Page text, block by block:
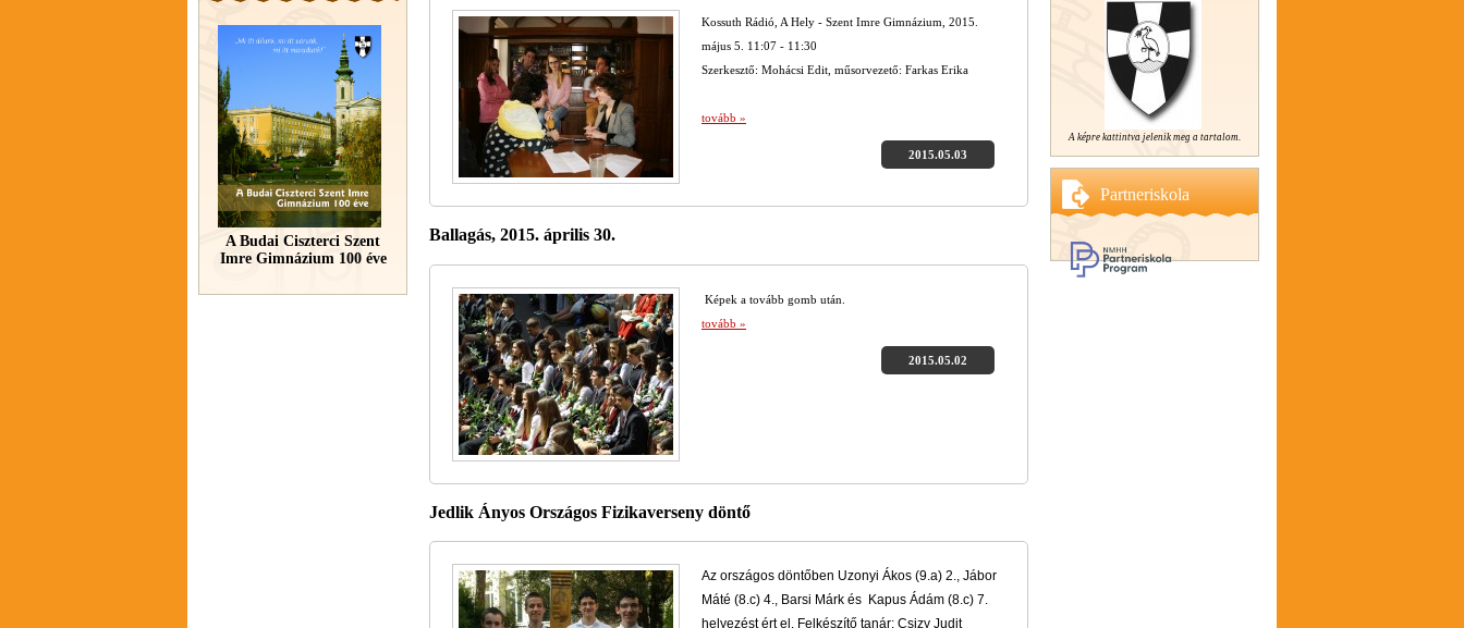
A Budai Ciszterci Szent
Imre Gimnázium 100 éve
Kossuth Rádió, A Hely - Szent Imre Gimnázium, 2015.
május 5. 11:07 - 11:30
Szerkesztő: Mohácsi Edit, műsorvezető: Farkas Erika
tovább »
2015.05.03
Ballagás, 2015. április 30.
Képek a tovább gomb után.
tovább »
2015.05.02
Jedlik Ányos Országos Fizikaverseny döntő
Az országos döntőben Uzonyi Ákos (9.a) 2., Jábor
Máté (8.c) 4., Barsi Márk és Kapus Ádám (8.c) 7.
helyezést ért el. Felkészítő tanár: Csizy Judit
A képre kattintva jelenik meg a tartalom.
Partneriskola